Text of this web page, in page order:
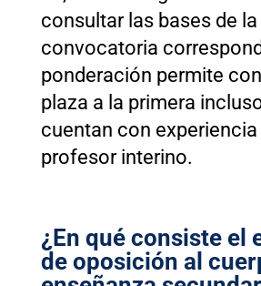
consultar las bases de la
convocatoria
ponderación permite
plaza a la primera
cuentan con
profesor interino.
¿En qué consiste el
de oposición al